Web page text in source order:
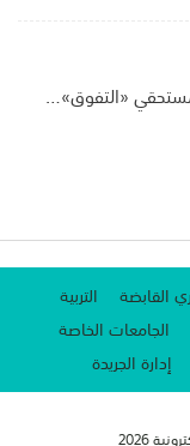
«التفوق»…
القابضة
التربية
الجامعات الخاصة
إدارة الجريدة